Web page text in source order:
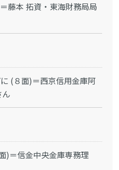
藤本 拓資・東海財務局局
(８面)＝西京信用金庫阿
)＝信金中央金庫専務理